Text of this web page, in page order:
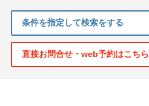
条件を指定して検索をする
直接お問合せ・web予約はこちら